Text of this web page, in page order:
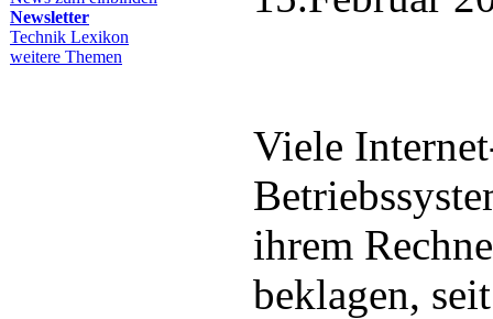
Newsletter
Technik Lexikon
weitere Themen
Viele
ihrem
beklagen,